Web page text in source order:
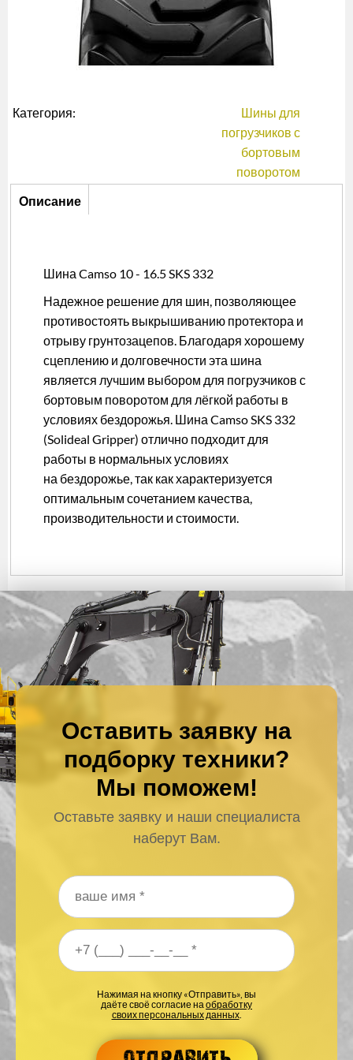
Категория:
Шины для
погрузчиков с
бортовым
поворотом
Описание
Описание
Шина Camso 10 - 16.5 SKS 332
Надежное решение для шин, позволяющее
противостоять выкрышиванию протектора и
отрыву грунтозацепов. Благодаря хорошему
сцеплению и долговечности эта шина
является лучшим выбором для погрузчиков с
бортовым поворотом для лёгкой работы в
условиях бездорожья. Шина Camso SKS 332
(Solideal Gripper) отлично подходит для
работы в нормальных условиях
на бездорожье, так как характеризуется
оптимальным сочетанием качества,
производительности и стоимости.
Оставить заявку на
подборку техники?
Мы поможем!
Оставьте заявку и наши специалиста
наберут Вам.
Ваше имя*
Ваш номер телефона*
Нажимая на кнопку «Отправить», вы
даёте своё согласие наобработку
своих персональных данных.